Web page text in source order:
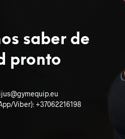
saber de
pronto
Viber): +37062216198